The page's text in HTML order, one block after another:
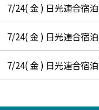
7/24( 金 ) 日光連合宿
7/24( 金 ) 日光連合宿
7/24( 金 ) 日光連合宿